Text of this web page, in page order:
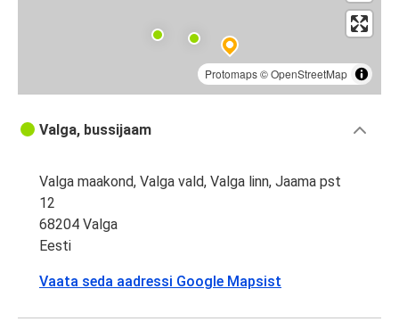
Protomaps©OpenStreetMap
Valga, bussijaam
Valga maakond, Valga vald, Valga linn, Jaama pst
12
68204 Valga
Eesti
Vaata seda aadressi Google Mapsist